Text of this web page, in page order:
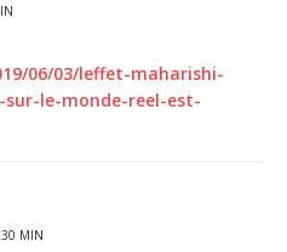
06/03/leffet-maharishi-
sur-le-monde-reel-est-
MIN